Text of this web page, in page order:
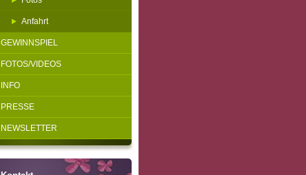
Anfahrt
GEWINNSPIEL
FOTOS/VIDEOS
INFO
PRESSE
NEWSLETTER